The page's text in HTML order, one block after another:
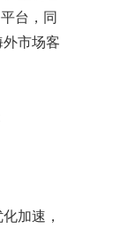
台，同
市场客
加速，